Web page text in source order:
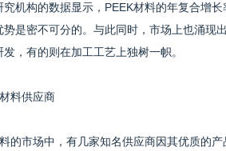
究机构的数据显示，PEEK材料的年复合增
势是密不可分的。与此同时，市场上也涌现
，有的则在加工工艺上独树一帜。
料供应商
的市场中，有几家知名供应商因其优质的